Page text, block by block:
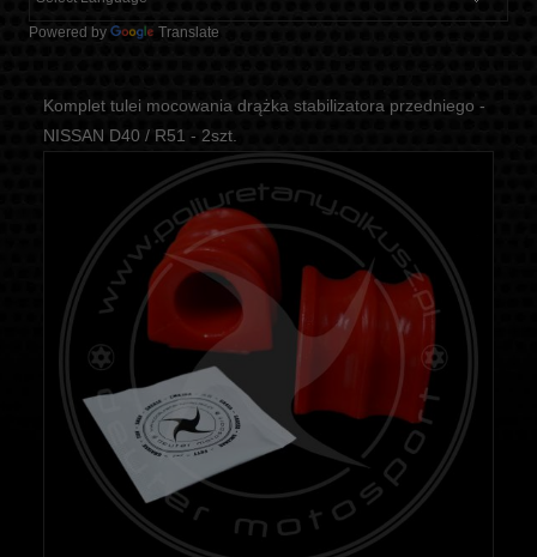
Powered by Translate
Komplet tulei mocowania drążka stabilizatora przedniego -
NISSAN D40 / R51 - 2szt.